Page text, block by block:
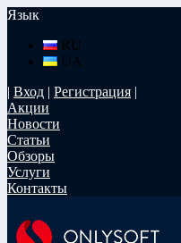
Язык
RU
UA
| Вход | Регистрация |
Акции
Новости
Статьи
Обзоры
Услуги
Контакты